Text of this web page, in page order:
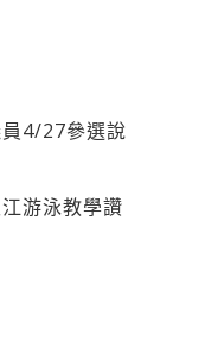
4/27參選說
游泳教學讚